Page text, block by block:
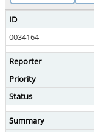
ID
0034164
Reporter
Priority
Status
Summary